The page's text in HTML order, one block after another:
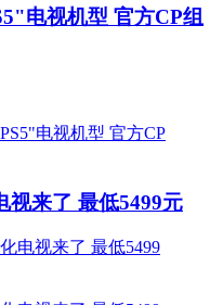
电视机型 官方CP组
视来了 最低5499元